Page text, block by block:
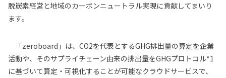
脱炭素経営と地域のカーボンニュートラル実現に貢献してまいり
ます。
「zeroboard」は、CO2を代表とするGHG排出量の算定を企業
活動や、そのサプライチェーン由来の排出量をGHGプロトコル*1
に基づいて算定・可視化することが可能なクラウドサービスで、